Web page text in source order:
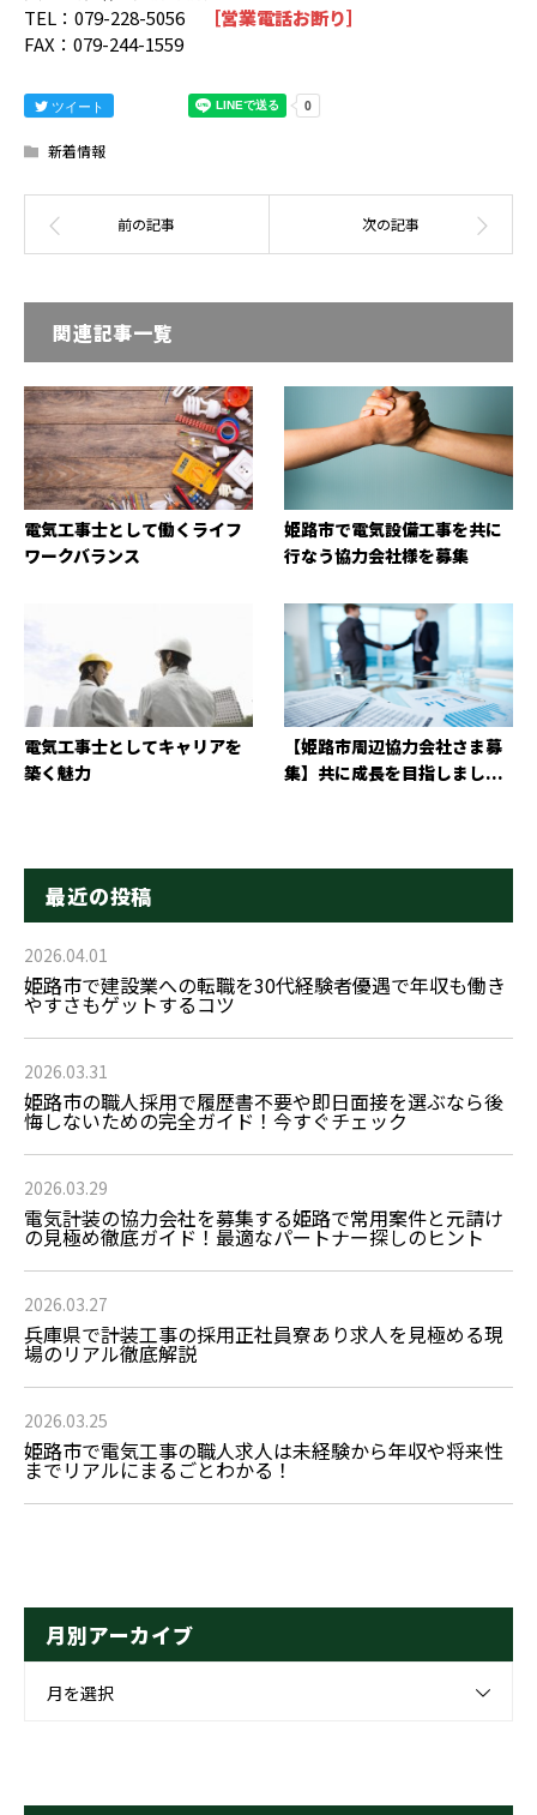
TEL：079-228-5056
［営業電話お断り］
FAX：079-244-1559
ツイート
新着情報
関連記事一覧
電気工事士として働くライフ
ワークバランス
姫路市で電気設備工事を共に
行なう協力会社様を募集
電気工事士としてキャリアを
築く魅力
【姫路市周辺協力会社さま募
集】共に成長を目指しまし...
最近の投稿
2026.04.01
姫路市で建設業への転職を30代経験者優遇で年収も働き
やすさもゲットするコツ
2026.03.31
姫路市の職人採用で履歴書不要や即日面接を選ぶなら後
悔しないための完全ガイド！今すぐチェック
2026.03.29
電気計装の協力会社を募集する姫路で常用案件と元請け
の見極め徹底ガイド！最適なパートナー探しのヒント
2026.03.27
兵庫県で計装工事の採用正社員寮あり求人を見極める現
場のリアル徹底解説
2026.03.25
姫路市で電気工事の職人求人は未経験から年収や将来性
までリアルにまるごとわかる！
月別アーカイブ
月を選択